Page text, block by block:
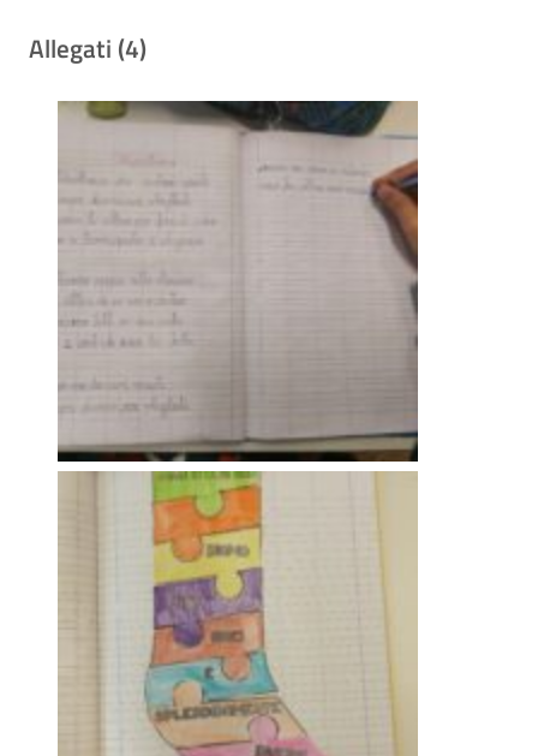
Allegati (4)